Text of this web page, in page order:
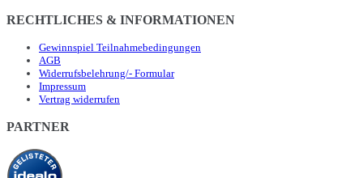
RECHTLICHES & INFORMATIONEN
Gewinnspiel Teilnahmebedingungen
AGB
Widerrufsbelehrung/- Formular
Impressum
Vertrag widerrufen
PARTNER